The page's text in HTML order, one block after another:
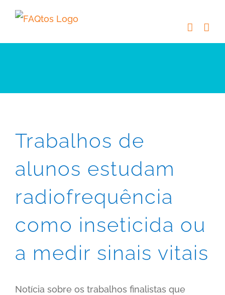
Skip
content
Trabalhos de
alunos estudam
radiofrequência
como inseticida ou
a medir sinais vitais
Notícia sobre os trabalhos finalistas que